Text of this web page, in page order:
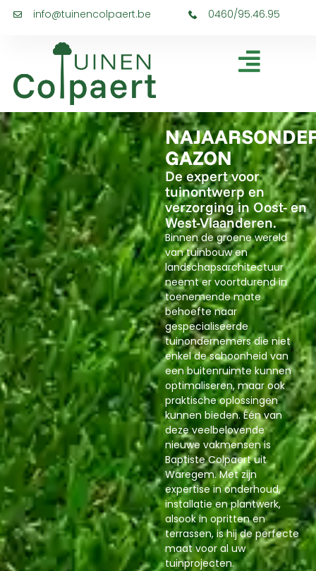
info@tuinencolpaert.be 0460/95.46.95
GAZON
De expert voor
tuinontwerp en
verzorging in Oost- en
West-Vlaanderen.
Binnen de groene wereld
van tuinbouw en
landschapsarchitectuur
neemt er voortdurend in
toenemende mate
behoefte naar
gespecialiseerde
tuinondernemers die niet
enkel de schoonheid van
een buitenruimte kunnen
optimaliseren, maar ook
praktische oplossingen
kunnen bieden. Één van
deze veelbelovende
nieuwe vakmensen is
Baptiste Colpaert uit
Waregem. Met zijn
expertise in onderhoud,
installatie en plantwerk,
alsook in opritten en
terrassen, is hij de perfecte
maat voor al uw
tuinprojecten.